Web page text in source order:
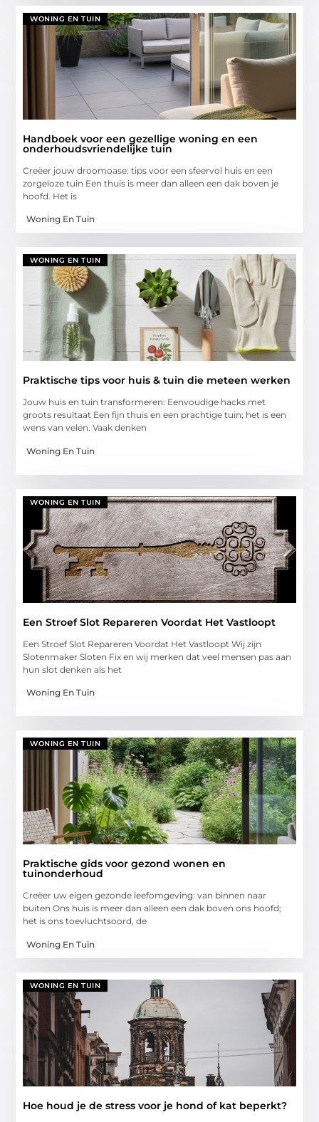
WONING EN TUIN
Handboek voor een gezellige woning en een
onderhoudsvriendelijke tuin
Creëer jouw droomoase: tips voor een sfeervol huis en een
zorgeloze tuin Een thuis is meer dan alleen een dak boven je
hoofd. Het is
Woning En Tuin
WONING EN TUIN
Praktische tips voor huis & tuin die meteen werken
Jouw huis en tuin transformeren: Eenvoudige hacks met
groots resultaat Een fijn thuis en een prachtige tuin; het is een
wens van velen. Vaak denken
Woning En Tuin
WONING EN TUIN
Een Stroef Slot Repareren Voordat Het Vastloopt
Een Stroef Slot Repareren Voordat Het Vastloopt Wij zijn
Slotenmaker Sloten Fix en wij merken dat veel mensen pas aan
hun slot denken als het
Woning En Tuin
WONING EN TUIN
Praktische gids voor gezond wonen en
tuinonderhoud
Creëer uw eigen gezonde leefomgeving: van binnen naar
buiten Ons huis is meer dan alleen een dak boven ons hoofd;
het is ons toevluchtsoord, de
Woning En Tuin
WONING EN TUIN
Hoe houd je de stress voor je hond of kat beperkt?